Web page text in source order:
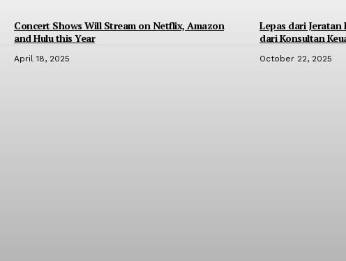
Concert Shows Will Stream on Netflix, Amazon
and Hulu this Year
April 18, 2025
Lepas dari
dari Konsultan
October 22, 2025